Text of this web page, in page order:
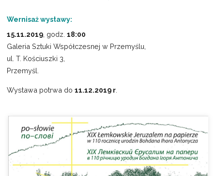
Wernisaż wystawy:
15.11.2019 , godz.18:00
Galeria Sztuki Współczesnej w Przemyślu,
ul. T. Kościuszki 3,
Przemyśl.
Wystawa potrwa do11.12.2019 r